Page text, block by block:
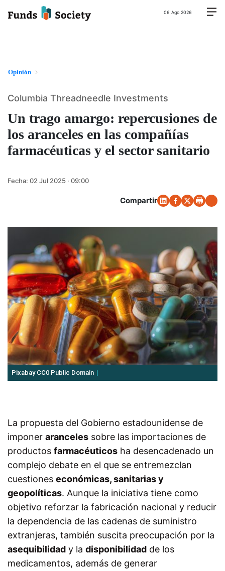
06 Ago 2026
Opinión
Un trago amargo: repercusiones de
los aranceles en las compañías
farmacéuticas y el sector sanitario
Columbia Threadneedle Investments
Fecha: 02 Jul 2025 · 09:00
Compartir
Pixabay CC0 Public Domain
La propuesta del Gobierno estadounidense de
imponer aranceles sobre las importaciones de
productos farmacéuticos ha desencadenado un
complejo debate en el que se entremezclan
cuestiones económicas, sanitarias y
geopolíticas. Aunque la iniciativa tiene como
objetivo reforzar la fabricación nacional y reducir
la dependencia de las cadenas de suministro
extranjeras, también suscita preocupación por la
asequibilidad y la disponibilidad de los
medicamentos, además de generar